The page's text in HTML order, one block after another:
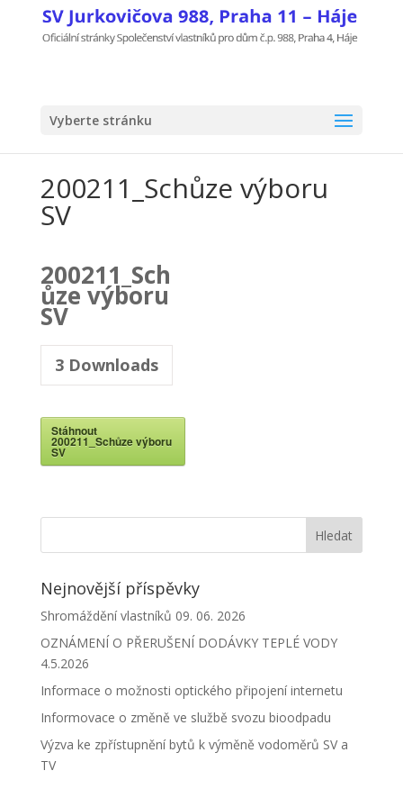
Vyberte stránku
200211_Schůze výboru
SV
200211_Sch
ůze výboru
SV
3Downloads
Stáhnout
200211_Schůze výboru
SV
Nejnovější příspěvky
Shromáždění vlastníků 09. 06. 2026
OZNÁMENÍ O PŘERUŠENÍ DODÁVKY TEPLÉ VODY
4.5.2026
Informace o možnosti optického připojení internetu
Informovace o změně ve službě svozu bioodpadu
Výzva ke zpřístupnění bytů k výměně vodoměrů SV a
TV